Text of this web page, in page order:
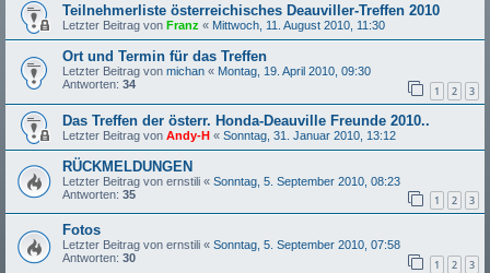
Teilnehmerliste österreichisches Deauviller-Treffen 2010
Letzter Beitrag von Franz « Mittwoch, 11. August 2010, 11:30
Ort und Termin für das Treffen
Letzter Beitrag von michan « Montag, 19. April 2010, 09:30
Antworten: 34 1 2 3
Das Treffen der österr. Honda-Deauville Freunde 2010..
Letzter Beitrag von Andy-H « Sonntag, 31. Januar 2010, 13:12
RÜCKMELDUNGEN
Letzter Beitrag von ernstili « Sonntag, 5. September 2010, 08:23
Antworten: 35 1 2 3
Fotos
Letzter Beitrag von ernstili « Sonntag, 5. September 2010, 07:58
Antworten: 30 1 2 3